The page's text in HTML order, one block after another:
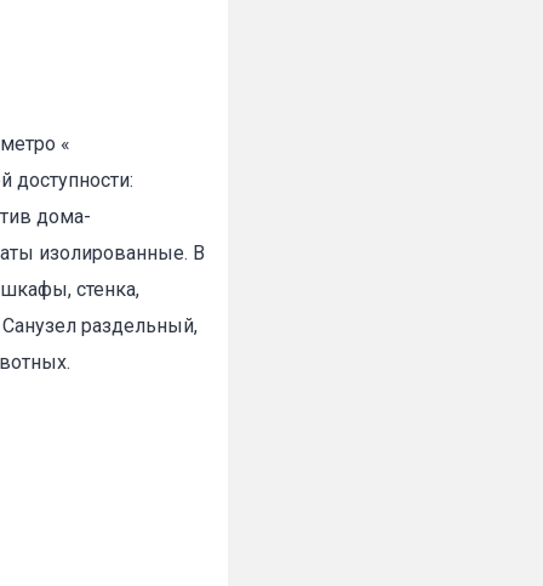
«
доступности:
дома-
изолированные. В
стенка,
раздельный,